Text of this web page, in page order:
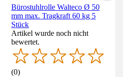
Bürostuhlrolle Walteco Ø 50
mm max. Tragkraft 60 kg 5
Stück
Artikel wurde noch nicht
bewertet.
(0)